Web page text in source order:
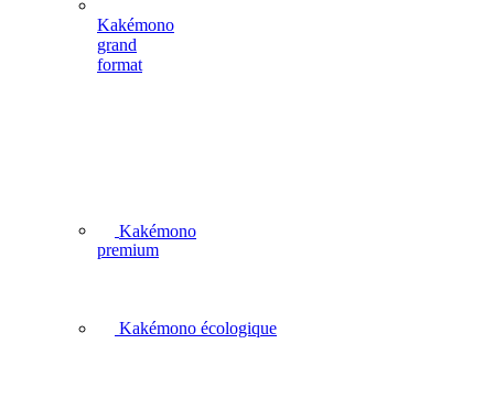
Kakémono
premium
Kakémono
grand
format
Kakémono écologique